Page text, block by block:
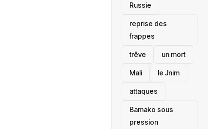
Russie
reprise des
frappes
trêve un mort
Mali le Jnim
attaques
Bamako sous
pression